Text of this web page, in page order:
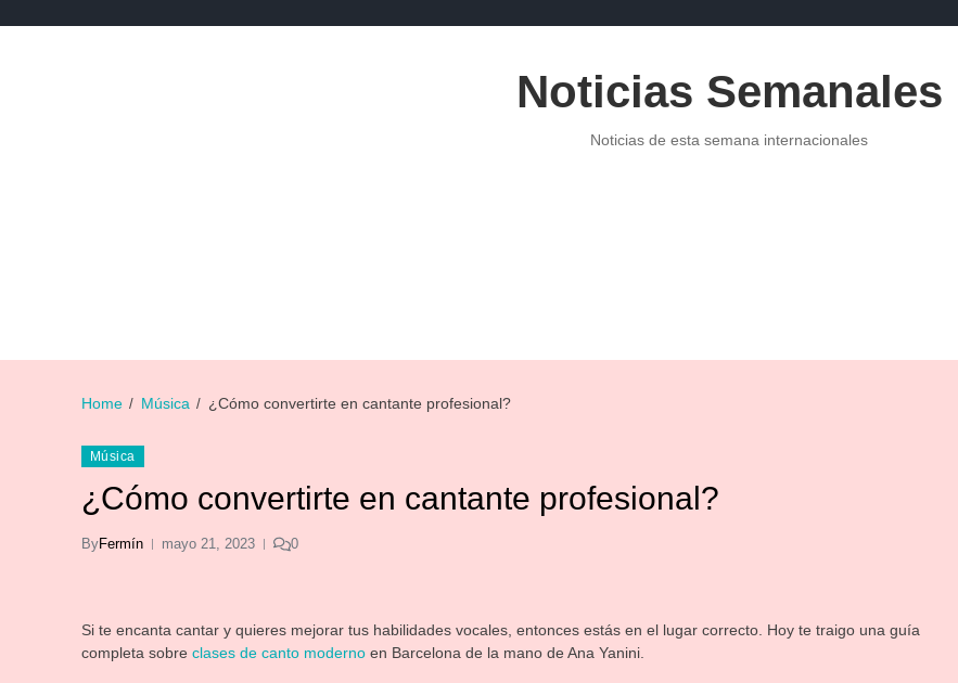
Noticias Semanales
Noticias de esta semana internacionales
Home Música ¿Cómo convertirte en cantante profesional?
Música
¿Cómo convertirte en cantante profesional?
ByFermín mayo 21, 2023 0
Si te encanta cantar y quieres mejorar tus habilidades vocales, entonces estás en el lugar correcto. Hoy te traigo una guía
completa sobre clases de canto moderno en Barcelona de la mano de Ana Yanini.